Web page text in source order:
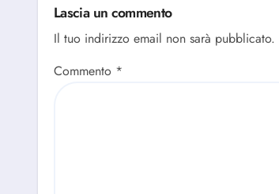
Lascia un commento
Il tuo indirizzo email non sarà pubblicato.
Commento *